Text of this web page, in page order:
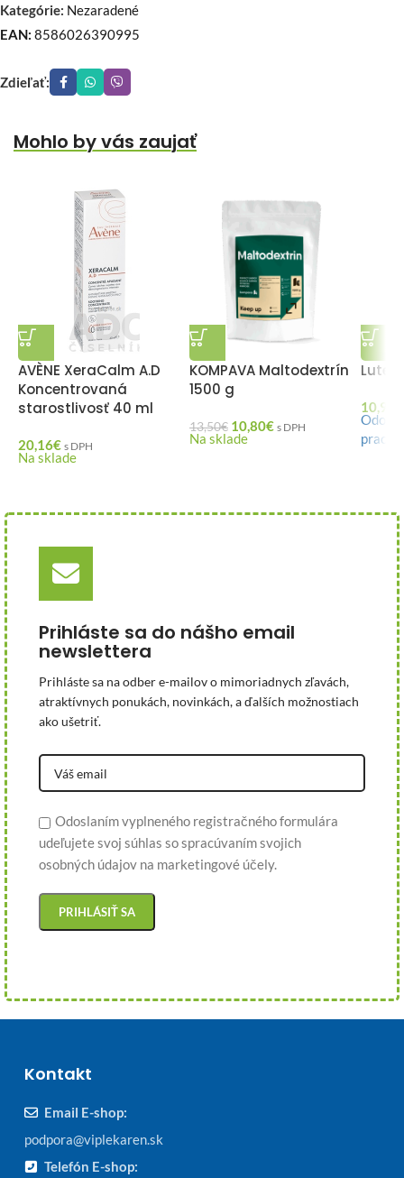
Kategórie: Nezaradené
EAN: 8586026390995
Zdieľať:
Mohlo by vás zaujať
AVÈNE XeraCalm A.D
Koncentrovaná
starostlivosť 40 ml
20,16€ s DPH
Na sklade
KOMPAVA Maltodextrín
1500 g
13,50€ 10,80€ s DPH
Na sklade
10,95
Prihláste sa do nášho email
newslettera
Prihláste sa na odber e-mailov o mimoriadnych zľavách,
atraktívnych ponukách, novinkách, a ďalších možnostiach
ako ušetriť.
Odoslaním vyplneného registračného formulára
udeľujete svoj súhlas so spracúvaním svojich
osobných údajov na marketingové účely.
Kontakt
Email E-shop:
podpora@viplekaren.sk
Telefón E-shop: